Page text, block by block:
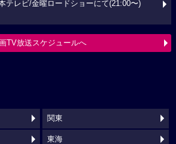
テレビ/金曜ロードショーにて(21:00〜)
TV放送スケジュールへ
関東
東海